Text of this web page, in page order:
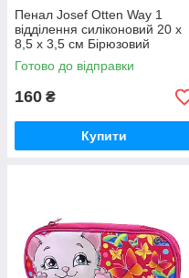
Пенал Josef Otten Way 1
відділення силіконовий 20 х
8,5 х 3,5 см Бірюзовий
(P0827)
Готово до відправки
160 ₴
Купити